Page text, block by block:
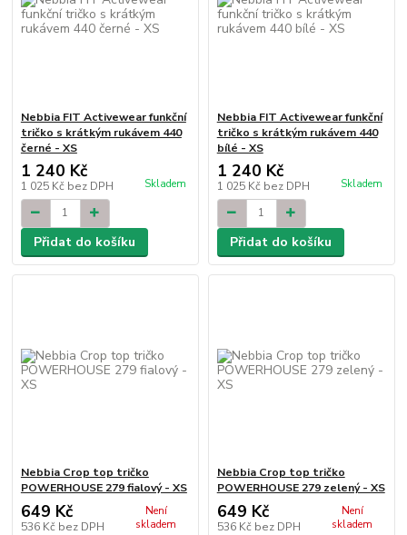
Nebbia FIT Activewear funkční
tričko s krátkým rukávem 440
černé - XS
1 240 Kč
1 025 Kč bez DPH Skladem
Přidat do košíku
Nebbia FIT Activewear funkční
tričko s krátkým rukávem 440
bílé - XS
1 240 Kč
1 025 Kč bez DPH Skladem
Přidat do košíku
Nebbia Crop top tričko
POWERHOUSE 279 fialový - XS
649 Kč
536 Kč bez DPH
Není
skladem
Nebbia Crop top tričko
POWERHOUSE 279 zelený - XS
649 Kč
536 Kč bez DPH
Není
skladem